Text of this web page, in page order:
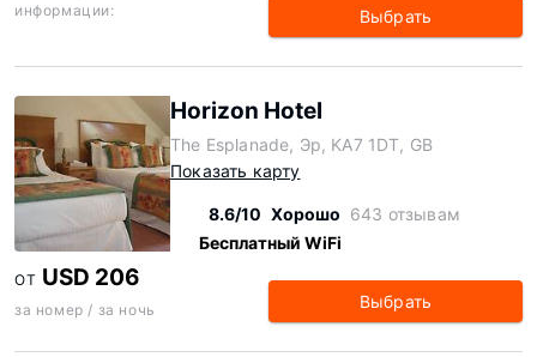
информации:
Выбрать
Horizon Hotel
The Esplanade, Эр, KA7 1DT, GB
Показать карту
8.6/10 Хорошо 643 отзывам
Бесплатный WiFi
ОТ USD 206
за номер / за ночь Выбрать